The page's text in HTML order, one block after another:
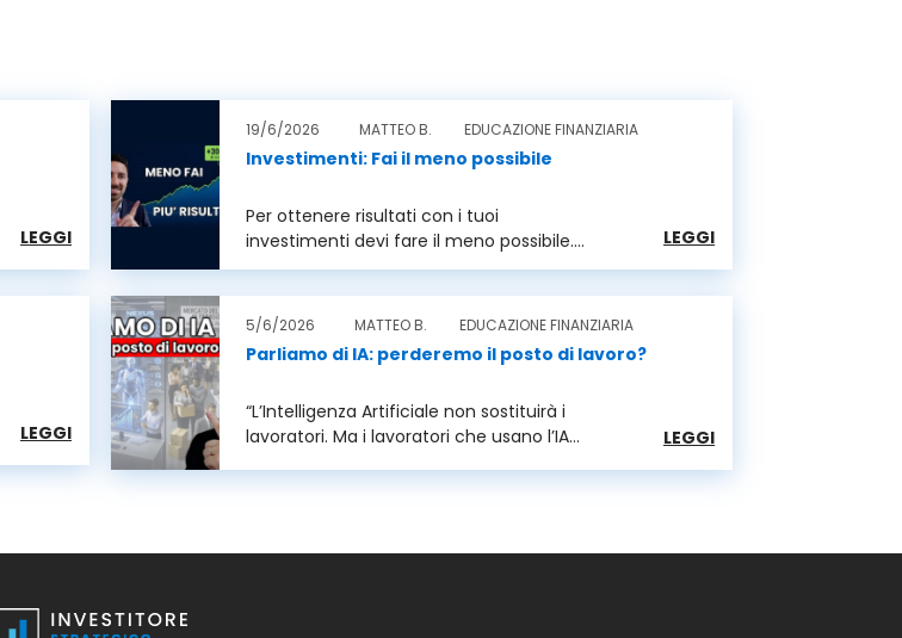
LEGGI
19/6/2026 MATTEO B. EDUCAZIONE FINANZIARIA
Investimenti: Fai il meno possibile
Per ottenere risultati con i tuoi
investimenti devi fare il meno possibile.
Ecco il metodo in 8 pilastri per ragg...
LEGGI
LEGGI
5/6/2026 MATTEO B. EDUCAZIONE FINANZIARIA
Parliamo di IA: perderemo il posto di lavoro?
“L’Intelligenza Artificiale non sostituirà i
lavoratori. Ma i lavoratori che usano l’IA
LEGGI